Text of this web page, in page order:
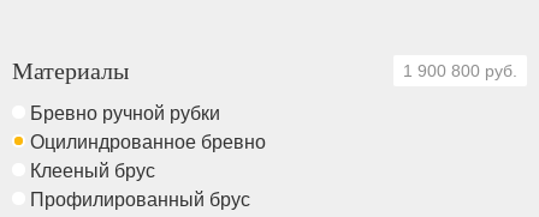
Материалы 1 900 800 руб.
Бревно ручной рубки
Оцилиндрованное бревно
Клееный брус
Профилированный брус